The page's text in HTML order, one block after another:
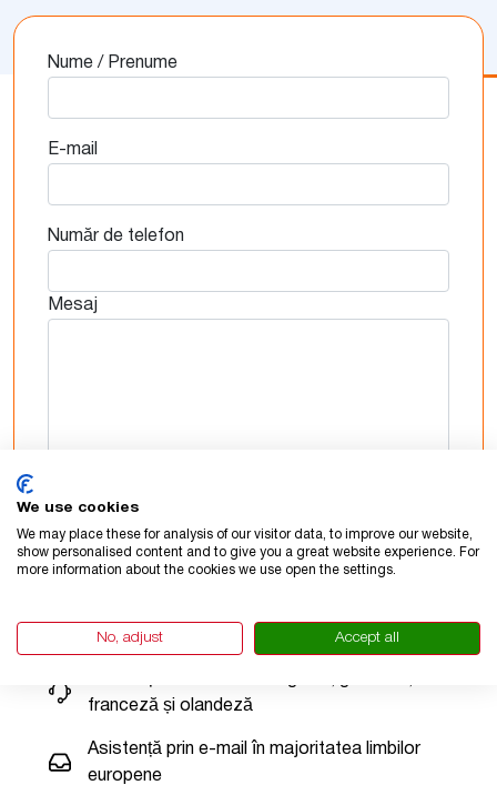
Nume / Prenume
E-mail
Număr de telefon
Mesaj
Limbi pentru care oferim asistență
franceză și olandeză
Asistență prin e-mail în majoritatea limbilor
europene
We use cookies
We may place these for analysis of our visitor data, to improve our website,
show personalised content and to give you a great website experience. For
more information about the cookies we use open the settings.
No, adjust Accept all